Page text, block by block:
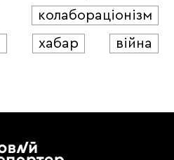
колабораціонізм
хабар війна